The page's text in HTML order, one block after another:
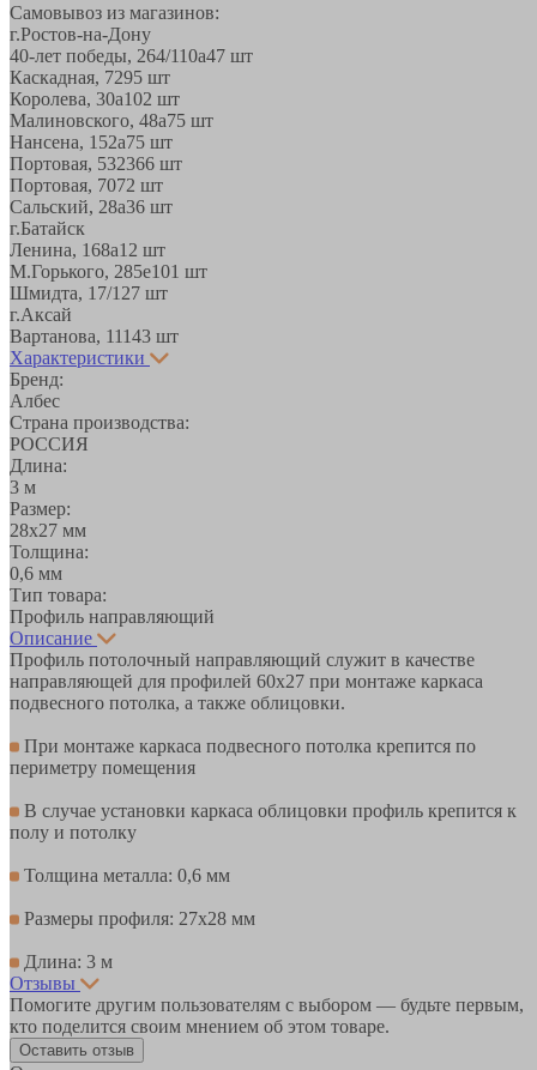
Самовывоз из магазинов:
г.Ростов-на-Дону
40-лет победы, 264/110а47 шт
Каскадная, 7295 шт
Королева, 30а102 шт
Малиновского, 48а75 шт
Нансена, 152а75 шт
Портовая, 532366 шт
Портовая, 7072 шт
Сальский, 28a36 шт
г.Батайск
Ленина, 168а12 шт
М.Горького, 285е101 шт
Шмидта, 17/1 27 шт
г.Аксай
Вартанова, 11143 шт
Характеристики
Бренд:
Албес
Страна производства:
РОССИЯ
Длина:
3 м
Размер:
28х27 мм
Толщина:
0,6 мм
Тип товара:
Профиль направляющий
Описание
Профиль потолочный направляющий служит в качестве
направляющей для профилей 60х27 при монтаже каркаса
подвесного потолка, а также облицовки.
При монтаже каркаса подвесного потолка крепится по
периметру помещения
В случае установки каркаса облицовки профиль крепится к
полу и потолку
Толщина металла: 0,6 мм
Размеры профиля: 27х28 мм
Длина: 3 м
Отзывы
Помогите другим пользователям с выбором — будьте первым,
кто поделится своим мнением об этом товаре.
Оставить отзыв